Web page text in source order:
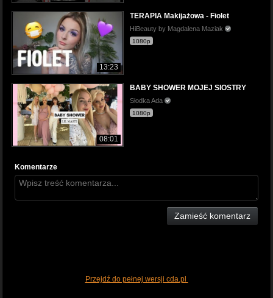
13:23
TERAPIA Makijażowa - Fiolet
HiBeauty by Magdalena Maziak
1080p
08:01
BABY SHOWER MOJEJ SIOSTRY
Słodka Ada
1080p
Komentarze
Zamieść komentarz
Przejdź do pełnej wersji cda.pl